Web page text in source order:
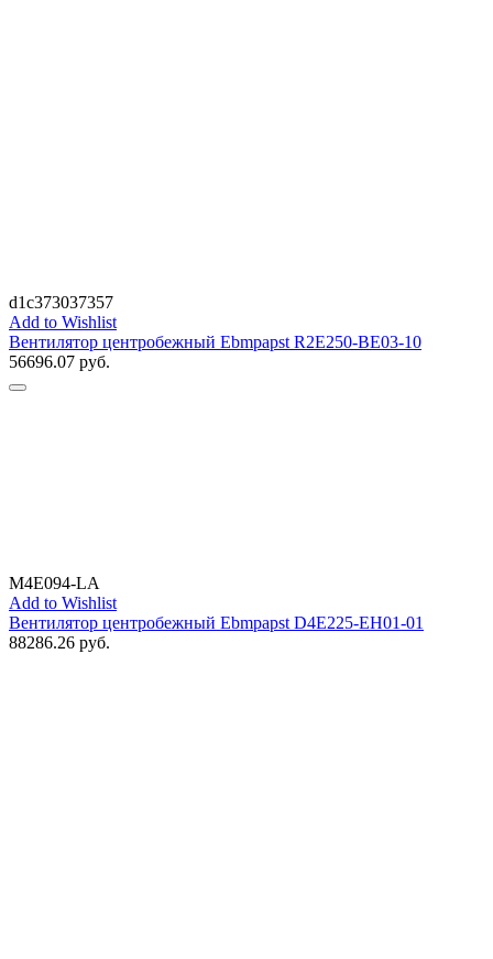
d1c373037357
Add to Wishlist
Вентилятор центробежный Ebmpapst R2E250-BE03-10
56696.07 руб.
M4E094-LA
Add to Wishlist
Вентилятор центробежный Ebmpapst D4E225-EH01-01
88286.26 руб.